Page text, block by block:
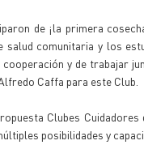
de ¡la primera
comunitaria y los
y de trabajar
Caffa para este Club.
Clubes
posibilidades y